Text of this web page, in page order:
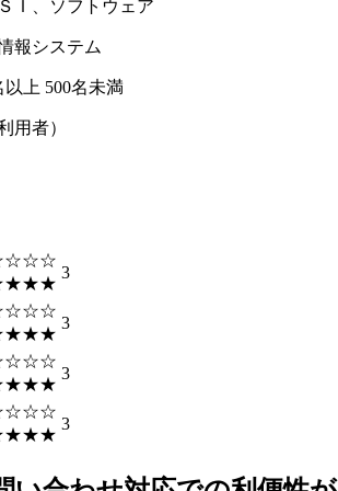
Ｉ、ソフトウェア
報システム
以上 500名未満
用者）
3
3
3
3